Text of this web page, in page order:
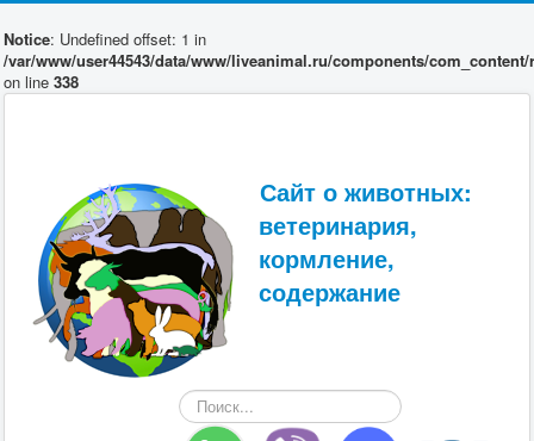
Notice: Undefined offset: 1 in
/var/www/user44543/data/www/liveanimal.ru/components/
on line 338
Сайт о животных:
ветеринария,
кормление,
содержание
Искать...